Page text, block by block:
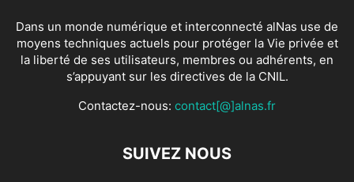
Dans un monde numérique et interconnecté alNas use de
moyens techniques actuels pour protéger la Vie privée et
la liberté de ses utilisateurs, membres ou adhérents, en
s’appuyant sur les directives de la CNIL.
Contactez-nous: contact[@]alnas.fr
SUIVEZ NOUS